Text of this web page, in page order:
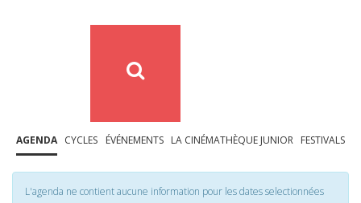
AGENDA CYCLES ÉVÉNEMENTS LA CINÉMATHÈQUE JUNIOR FESTIVALS
L'agenda ne contient aucune information pour les dates selectionnées